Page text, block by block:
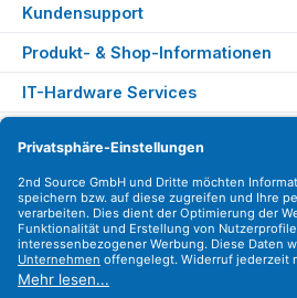
Kundensupport
Produkt- & Shop-Informationen
IT-Hardware Services
Versandarten
Zahlungsarten
Sicher Einkaufen
Find us on